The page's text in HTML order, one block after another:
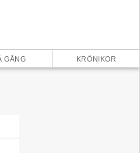
GÅNG KRÖNIKOR